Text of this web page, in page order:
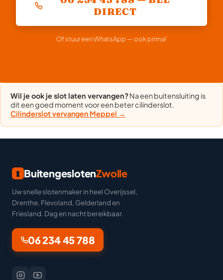
DIRECT
Of stuur een WhatsApp — ook prima!
Wil je ook je slot laten vervangen?Na een buitensluiting is
dit een goed moment voor een beter cilinderslot.
Cilinderslot vervangen Meppel →
BuitengeslotenZwolle
Uw snelle slotenmaker in heel Overijssel,
Drenthe, Flevoland, Gelderland en
Friesland. Dag en nacht bereikbaar.
06 234 45 788